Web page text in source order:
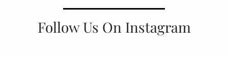
Follow Us On Instagram